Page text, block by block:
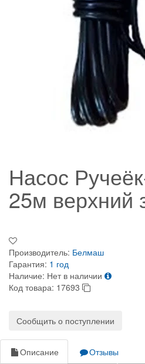
Насос
25м верхний
Производитель: Белмаш
Гарантия: 1 год
Наличие: Нет в наличии
Код товара: 17693
Сообщить о поступлении
Описание
Отзывы